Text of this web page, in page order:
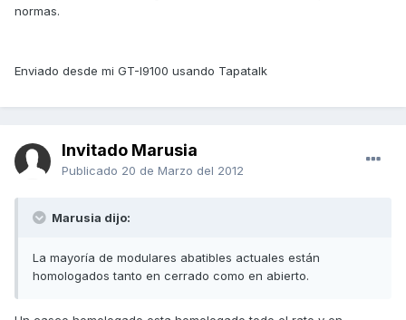
normas.
Enviado desde mi GT-I9100 usando Tapatalk
Invitado Marusia
Publicado 20 de Marzo del 2012
Marusia dijo:
La mayoría de modulares abatibles actuales están
homologados tanto en cerrado como en abierto.